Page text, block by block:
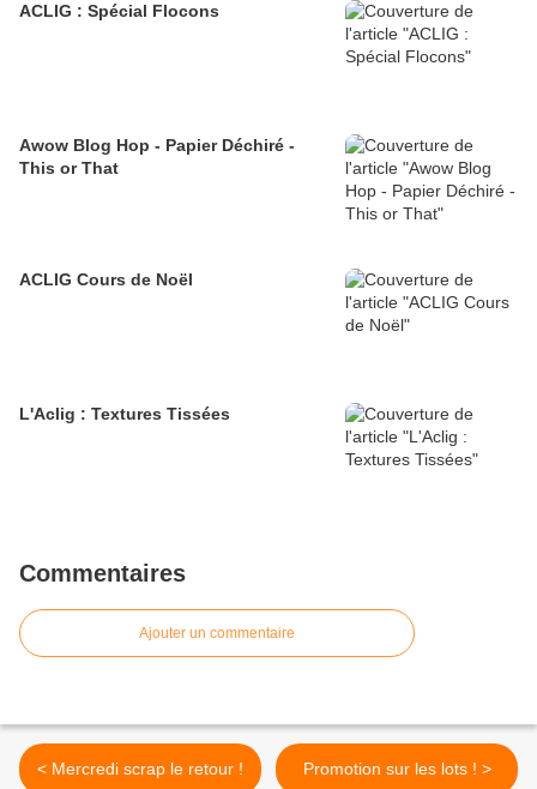
ACLIG : Spécial Flocons
Awow Blog Hop - Papier Déchiré -
This or That
ACLIG Cours de Noël
L'Aclig : Textures Tissées
Commentaires
Ajouter un commentaire
< Mercredi scrap le retour ! Promotion sur les lots ! >